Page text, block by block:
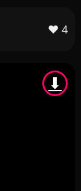
❤️ 4
⬇